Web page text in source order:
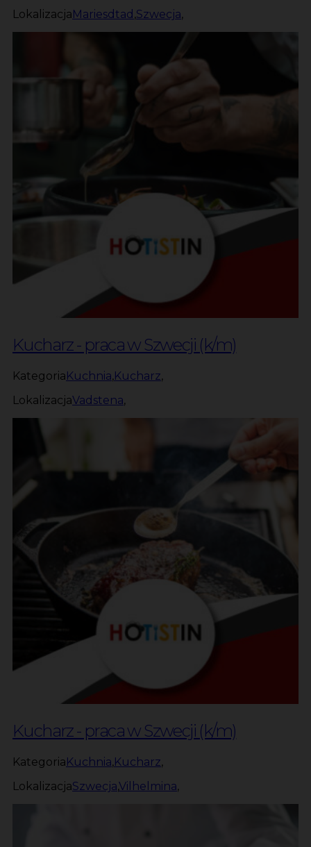
LokalizacjaMariesdtad ,Szwecja,
Kucharz - praca w Szwecji (k/m)
KategoriaKuchnia,Kucharz,
LokalizacjaVadstena,
Kucharz - praca w Szwecji (k/m)
KategoriaKuchnia,Kucharz,
LokalizacjaSzwecja,Vilhelmina,